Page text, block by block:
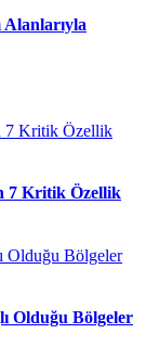
7 Kritik Özellik
Olduğu Bölgeler